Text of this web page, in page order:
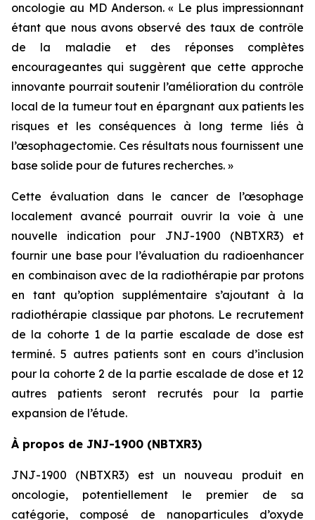
oncologie au MD Anderson.« Le plus impressionnant
étant que nous avons observé des taux de contrôle
de la maladie et des réponses complètes
encourageantes qui suggèrent que cette approche
innovante pourrait soutenir l’amélioration du contrôle
local de la tumeur tout en épargnant aux patients les
risques et les conséquences à long terme liés à
l’œsophagectomie. Ces résultats nous fournissent une
base solide pour de futures recherches. »
Cette évaluation dans le cancer de l’œsophage
localement avancé pourrait ouvrir la voie à une
nouvelle indication pour JNJ-1900 (NBTXR3) et
fournir une base pour l’évaluation du radioenhancer
en combinaison avec de la radiothérapie par protons
en tant qu’option supplémentaire s’ajoutant à la
radiothérapie classique par photons. Le recrutement
de la cohorte 1 de la partie escalade de dose est
terminé. 5 autres patients sont en cours d’inclusion
pour la cohorte 2 de la partie escalade de dose et 12
autres patients seront recrutés pour la partie
expansion de l’étude.
À propos de JNJ-1900 (NBTXR3)
JNJ-1900 (NBTXR3) est un nouveau produit en
oncologie, potentiellement le premier de sa
catégorie, composé de nanoparticules d’oxyde